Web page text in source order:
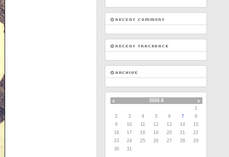
2026.8
1
2
3 4 5 6 7
8
9
10 11 12 13 14
15
16
17 18 19 20 21
22
23
24 25 26 27 28
29
30
31